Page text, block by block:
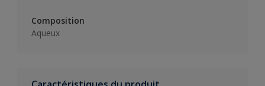
Composition
Aqueux